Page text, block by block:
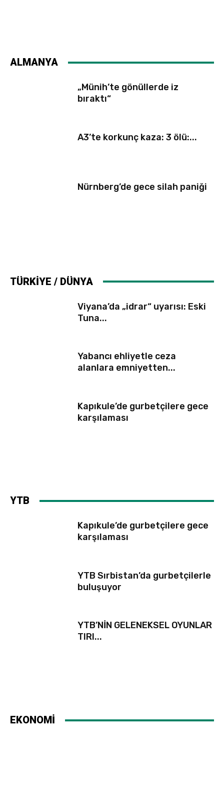
ALMANYA
„Münih’te gönüllerde iz
bıraktı“
A3’te korkunç kaza: 3 ölü:...
Nürnberg’de gece silah paniği
TÜRKİYE / DÜNYA
Viyana’da „idrar“ uyarısı: Eski
Tuna...
Yabancı ehliyetle ceza
alanlara emniyetten...
Kapıkule’de gurbetçilere gece
karşılaması
YTB
Kapıkule’de gurbetçilere gece
karşılaması
YTB Sırbistan’da gurbetçilerle
buluşuyor
YTB’NİN GELENEKSEL OYUNLAR
TIRI...
EKONOMİ